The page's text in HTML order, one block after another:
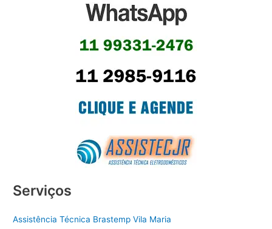
Serviços
Assistência Técnica Brastemp Vila Maria